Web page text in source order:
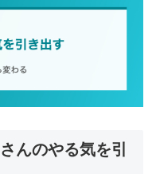
んのやる気を引